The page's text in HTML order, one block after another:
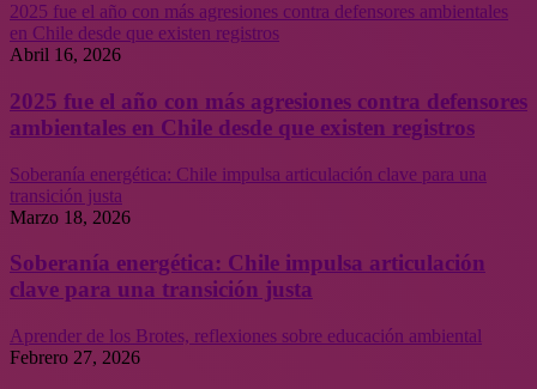
2025 fue el año con más agresiones contra defensores ambientales
en Chile desde que existen registros
Abril 16, 2026
2025 fue el año con más agresiones contra defensores
ambientales en Chile desde que existen registros
Soberanía energética: Chile impulsa articulación clave para una
transición justa
Marzo 18, 2026
Soberanía energética: Chile impulsa articulación
clave para una transición justa
Aprender de los Brotes, reflexiones sobre educación ambiental
Febrero 27, 2026